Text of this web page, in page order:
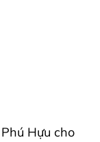
Hựu cho